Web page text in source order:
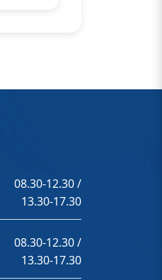
08.30-12.30 /
13.30-17.30
08.30-12.30 /
13.30-17.30